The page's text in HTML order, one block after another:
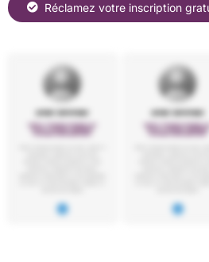
Réclamez votre inscription